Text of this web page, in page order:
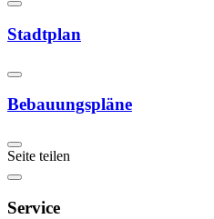
Stadtplan
Bebauungspläne
Seite teilen
Service